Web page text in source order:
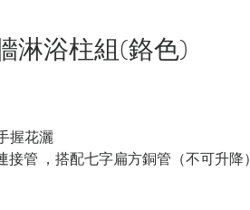
淋浴柱組(鉻色)
握花灑
管 ，搭配七字扁方銅管（不可升降）